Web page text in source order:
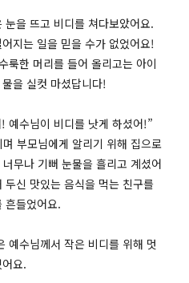
을 뜨고 비디를 쳐다보았어요.
지는 일을 믿을 수가 없었어요!
룩한 머리를 들어 올리고는 아이
을 실컷 마셨답니다!
예수님이 비디를 낫게 하셨어!”
부모님에게 알리기 위해 집으로
무나 기뻐 눈물을 흘리고 계셨어
신 맛있는 음식을 먹는 친구를
흔들었어요.
예수님께서 작은 비디를 위해 멋
요.